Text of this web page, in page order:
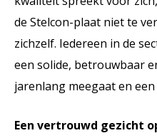
de Stelcon-plaat niet te
zichzelf. Iedereen in de
een solide, betrouwbaar
jarenlang meegaat en
Een vertrouwd gezicht